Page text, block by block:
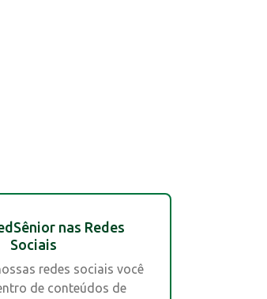
nas Redes
Sociais
redes sociais você
de conteúdos de